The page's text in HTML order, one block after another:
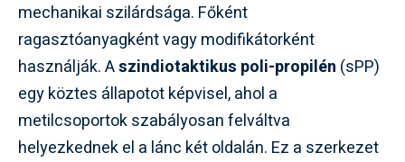
mechanikai szilárdsága. Főként
ragasztóanyagként vagy modifikátorként
használják. Aszindiotaktikus poli-propilén (sPP)
egy köztes állapotot képvisel, ahol a
metilcsoportok szabályosan felváltva
helyezkednek el a lánc két oldalán. Ez a szerkezet